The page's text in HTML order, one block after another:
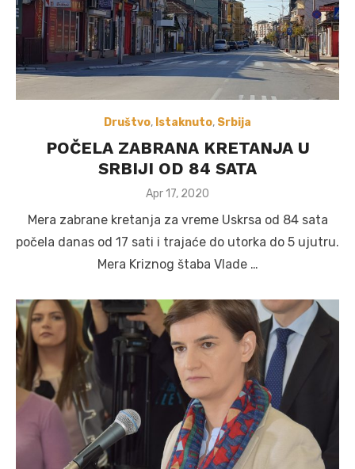
Društvo, Istaknuto, Srbija
POČELA ZABRANA KRETANJA U
SRBIJI OD 84 SATA
Posted
Apr 17, 2020
Mera zabrane kretanja za vreme Uskrsa od 84 sata
počela danas od 17 sati i trajaće do utorka do 5 ujutru.
Mera Kriznog štaba Vlade …